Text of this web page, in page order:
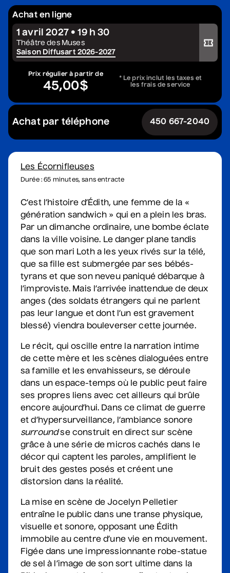
Grèn Sémé
13 août 2026
Cour intérieure de la Maison des Arts
Constellation de cordes
• Zones musicales
Cour intérieure de la Maison des Arts
Dave Morgan, Isabel
Filion, Jey Fournier,
Douaa Kachache
• Nouvelle vague
comique
20 août 2026• 19 h 30
Station culturelle Momo
Gratuit
Constellation de cordes
• Zones musicales
20 août 2026• 20 h 00
Complet
Marie Céleste
• Tout ce qui brille
Station culturelle Momo
Gratuit
David Corriveau
• 100 contrefaçons
30 août 2026• 15 h 00
Salle André-Mathieu
Après-midi
Sam Breton
• Ga-lé aller
2 septembre 2026 • 19 h 30
Achat en ligne
Acheter votre billet
1 avril 2027 • 19 h 30
Théâtre des Muses
Saison Diffusart 2026-2027
Prix régulier à partir de
45,00$
* Le prix inclut les taxes et
les frais de service
Achat par téléphone 450 667-2040
Les Écornifleuses
Durée : 65 minutes, sans entracte
C’est l’histoire d’Édith, une femme de la «
génération sandwich » qui en a plein les bras.
Par un dimanche ordinaire, une bombe éclate
dans la ville voisine. Le danger plane tandis
que son mari Loth a les yeux rivés sur la télé,
que sa fille est submergée par ses bébés-
tyrans et que son neveu paniqué débarque à
l’improviste. Mais l’arrivée inattendue de deux
anges (des soldats étrangers qui ne parlent
pas leur langue et dont l’un est gravement
blessé) viendra bouleverser cette journée.
Le récit, qui oscille entre la narration intime
de cette mère et les scènes dialoguées entre
sa famille et les envahisseurs, se déroule
dans un espace-temps où le public peut faire
ses propres liens avec cet ailleurs qui brûle
encore aujourd’hui. Dans ce climat de guerre
et d’hypersurveillance, l’ambiance sonore
surroundse construit en direct sur scène
grâce à une série de micros cachés dans le
décor qui captent les paroles, amplifient le
bruit des gestes posés et créent une
distorsion dans la réalité.
La mise en scène de Jocelyn Pelletier
entraîne le public dans une transe physique,
visuelle et sonore, opposant une Édith
immobile au centre d’une vie en mouvement.
Figée dans une impressionnante robe-statue
de sel à l’image de son sort ultime dans la